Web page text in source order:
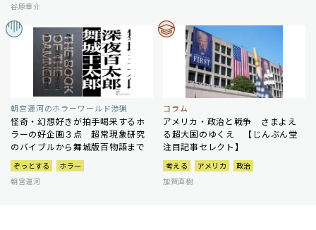
谷原章介
朝宮運河のホラーワールド渉猟
怪奇・幻想好きが拍手喝采するホ
ラーの好企画３点 超常現象研究
のバイブルから舞城版百物語まで
ぞっとする
ホラー
朝宮運河
コラム
アメリカ・政治と戦争 さまよえ
る超大国のゆくえ 【じんぶん堂
注目記事セレクト】
考える アメリカ
政治
加賀直樹